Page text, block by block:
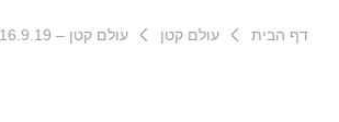
דף הבית עולם קטן עולם קטן – 16.9.19